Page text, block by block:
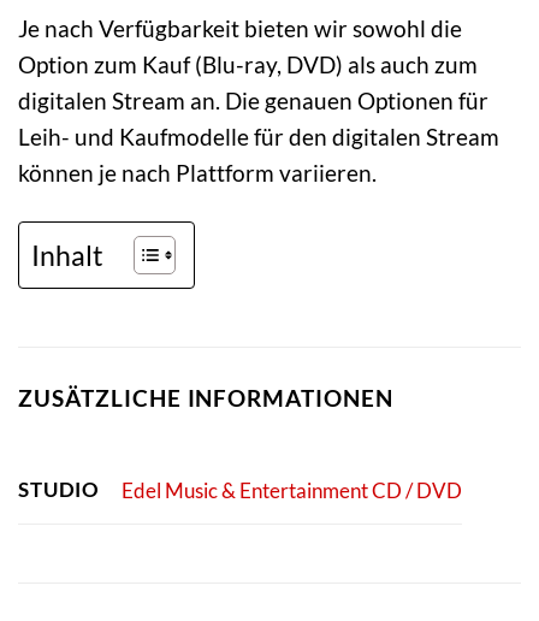
Je nach Verfügbarkeit bieten wir sowohl die
Option zum Kauf (Blu-ray, DVD) als auch zum
digitalen Stream an. Die genauen Optionen für
Leih- und Kaufmodelle für den digitalen Stream
können je nach Plattform variieren.
Inhalt
ZUSÄTZLICHE INFORMATIONEN
STUDIO Edel Music & Entertainment CD / DVD